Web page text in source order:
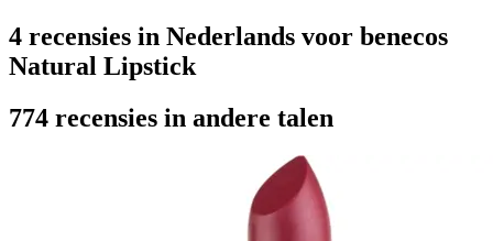
4 recensies in Nederlands voor benecos
Natural Lipstick
774 recensies in andere talen